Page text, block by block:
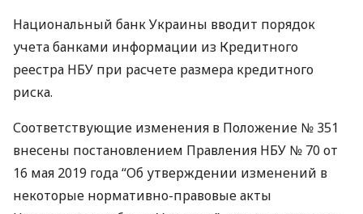
Национальный банк Украины вводит порядок
учета банками информации из Кредитного
реестра НБУ при расчете размера кредитного
риска.
Соответствующие изменения в Положение № 351
внесены постановлением Правления НБУ № 70 от
16 мая 2019 года “Об утверждении изменений в
некоторые нормативно-правовые акты